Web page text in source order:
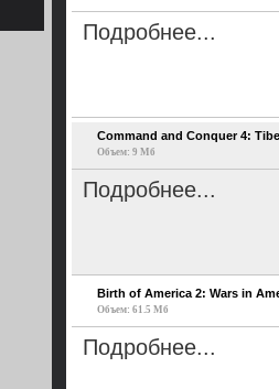
Подробнее...
Command and Conquer 4:
Объем: 9 Мб
Подробнее...
Birth of America 2: Wars in
Объем: 61.5 Мб
Подробнее...